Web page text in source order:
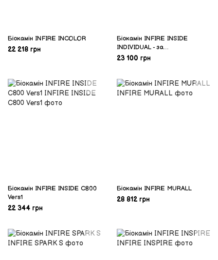
Біокамін INFIRE INCOLOR
22 218 грн
Біокамін INFIRE INSIDE
INDIVIDUAL - за
індивідуальними розмірами
23 100 грн
Біокамін INFIRE INSIDE C800
Vers1
22 344 грн
Біокамін INFIRE MURALL
28 812 грн